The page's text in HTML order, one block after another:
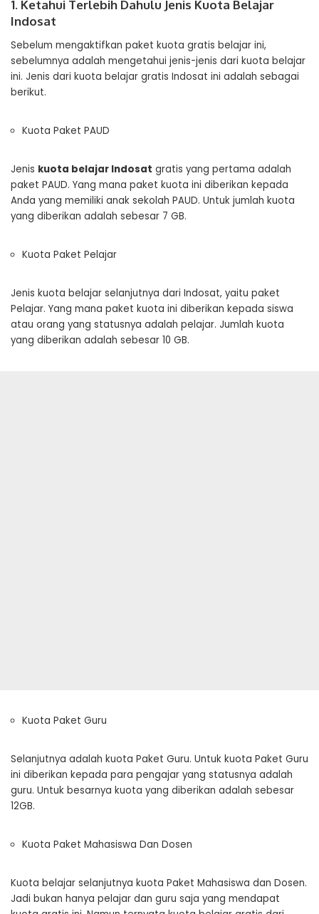
1. Ketahui Terlebih Dahulu Jenis Kuota Belajar
Indosat
Sebelum mengaktifkan paket kuota gratis belajar ini,
sebelumnya adalah mengetahui jenis-jenis dari kuota belajar
ini. Jenis dari kuota belajar gratis Indosat ini adalah sebagai
berikut.
Kuota Paket PAUD
Jenis kuota belajar Indosat gratis yang pertama adalah
paket PAUD. Yang mana paket kuota ini diberikan kepada
Anda yang memiliki anak sekolah PAUD. Untuk jumlah kuota
yang diberikan adalah sebesar 7 GB.
Kuota Paket Pelajar
Jenis kuota belajar selanjutnya dari Indosat, yaitu paket
Pelajar. Yang mana paket kuota ini diberikan kepada siswa
atau orang yang statusnya adalah pelajar. Jumlah kuota
yang diberikan adalah sebesar 10 GB.
Kuota Paket Guru
Selanjutnya adalah kuota Paket Guru. Untuk kuota Paket Guru
ini diberikan kepada para pengajar yang statusnya adalah
guru. Untuk besarnya kuota yang diberikan adalah sebesar
12GB.
Kuota Paket Mahasiswa Dan Dosen
Kuota belajar selanjutnya kuota Paket Mahasiswa dan Dosen.
Jadi bukan hanya pelajar dan guru saja yang mendapat